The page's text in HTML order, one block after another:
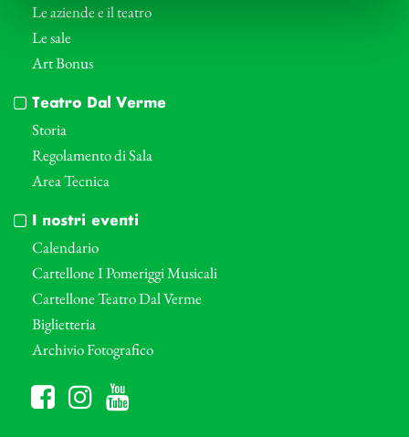
Le aziende e il teatro
Le sale
Art Bonus
Teatro Dal Verme
Storia
Regolamento di Sala
Area Tecnica
I nostri eventi
Calendario
Cartellone I Pomeriggi Musicali
Cartellone Teatro Dal Verme
Biglietteria
Archivio Fotografico